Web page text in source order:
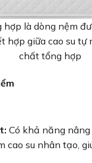
hợp là dòng nệm
hợp giữa cao su tự
chất tổng hợp
Có khả năng
cao su nhân tạo,